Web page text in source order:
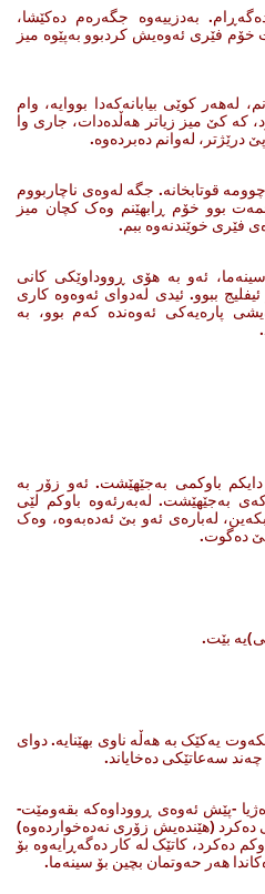
به‌دزییه‌وه‌ جگه‌ره‌م ده‌کێشا،
خۆم فێری ئه‌وه‌یش کردبوو به‌پێوه‌ میز
له‌هه‌ر کوێی بیابانه‌که‌دا بووایه‌، وام
که‌ کێ میز زیاتر هه‌ڵده‌دات، جاری وا
درێژتر، له‌وانم ده‌برده‌وه‌.
قوتابخانه‌. جگه‌ له‌وه‌ی ناچاربووم
بوو خۆم ڕابهێنم وه‌ک کچان میز
فێری خوێندنه‌وه‌ ببم.
ئەو بە هۆی ڕووداوێکی کانی
ببوو. ئیدی له‌دوای ئه‌وه‌وه‌ کاری
پاره‌یه‌کی ئه‌وه‌نده‌ که‌م بوو، به‌
باوکمی به‌جێهێشت. ئه‌و زۆر به‌
بەجێهێشت. له‌به‌رئه‌وه‌ باوکم لێی
له‌باره‌ی ئه‌و بێ ئه‌ده‌به‌وه‌، وه‌ک
پێ ده‌گوت.
بێت.
یه‌کێک به‌ هه‌ڵه‌ ناوی بهێنایه‌. دوای
سه‌عاتێکی ده‌خایاند.
ده‌ژیا -پێش ئه‌وه‌ی ڕووداوه‌که‌ بقه‌ومێت-
ده‌کرد (هێنده‌یش زۆری نه‌ده‌خوارده‌وه‌)
ده‌کرد، کاتێک له‌ کار ده‌گه‌ڕایه‌وه‌ بۆ
هه‌ر حه‌وتمان بچین بۆ سینه‌ما.